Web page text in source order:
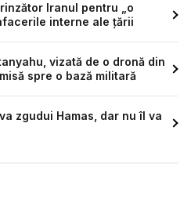
Iranul pentru „o
interne ale țării
vizată de o dronă din
spre o bază militară
zgudui Hamas, dar nu îl va